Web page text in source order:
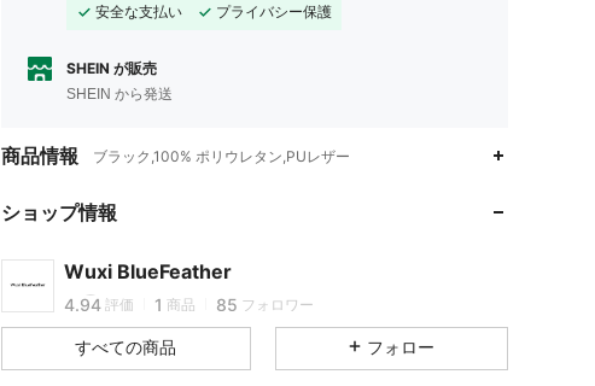
安全な支払い
プライバシー保護
SHEIN が販売
SHEIN から発送
商品情報 ブラック,100% ポリウレタン,PUレザー
ショップ情報
Wuxi BlueFeather
4.94 1
85
4.94
1
85
4.94 評価 1 商品 85 フォロワー
4.94 1
4.94
1
85
すべての商品 フォロー